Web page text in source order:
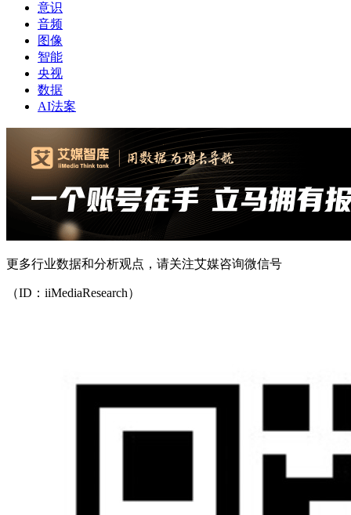
意识
音频
图像
智能
央视
数据
AI法案
更多行业数据和分析观点，请关注艾媒咨询微信号
（ID：iiMediaResearch）